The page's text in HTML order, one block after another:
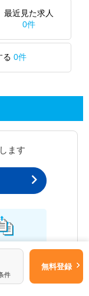
最近見た求人
0件
る 0件
ます
件
無料登録